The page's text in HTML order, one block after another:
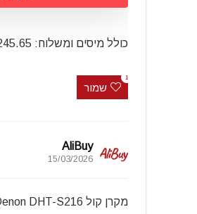
כולל מיסים ומשלוח: €245.65 ~ כ 888 ₪ בלבד
שמור
1
AliBuy
15/03/2026
מקרן קול Denon DHT-S216 עם סאבוופר מובנה